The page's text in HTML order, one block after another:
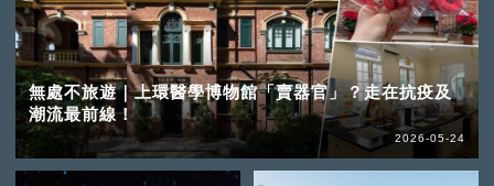
無處不旅遊｜上環醫學博物館「賣器官」？走在抗疫及
潮流最前線！
2026-05-24